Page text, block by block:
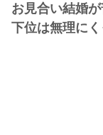
お見合い結婚
下位は無理に